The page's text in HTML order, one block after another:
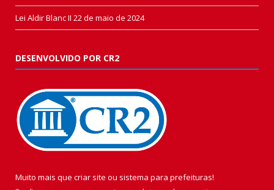
Lei Aldir Blanc II 22 de maio de 2024
DESENVOLVIDO POR CR2
Muito mais que criar site ou sistema para prefeituras!